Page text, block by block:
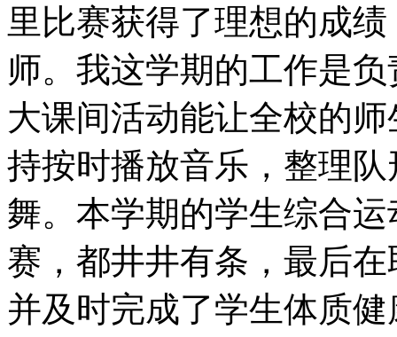
里比赛获得了理想的成
师。我这学期的工作是
大课间活动能让全校的
持按时播放音乐，整理
舞。本学期的学生综
赛，都井井有条，最后
并及时完成了学生体质